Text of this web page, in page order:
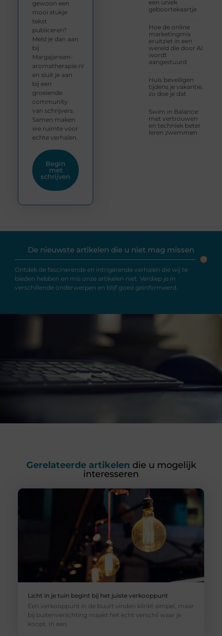
een uniek
geboortekaartje
Hoe de online
marketingmix
eruitziet in een
wereld die door AI
wordt
aangestuurd
Huis beveiligen
tijdens je vakantie,
zo doe je dat
Swim in Balance:
met vertrouwen
en techniek beter
leren zwemmen
gewoon een
mooi stukje
tekst
publiceren?
Meld je dan aan
bij
Margajansen-
aromatherapie.nl
en sluit je aan
bij een
groeiende
community
van schrijvers.
Samen maken
we ruimte voor
echte verhalen.
Begin
met
schrijven
De nieuwste artikelen die u niet mag missen
Ontdek de fascinerende en intrigerende verhalen die wij te
bieden hebben en mis onze artikelen niet. Verdiep je in
verschillende onderwerpen en blijf goed geïnformeerd.
Gerelateerde artikelen die u mogelijk
interesseren
Licht in je tuin begint bij het juiste verkooppunt
Een verkooppunt in de buurt vinden klinkt simpel, maar
bij buitenverlichting maakt het echt verschil waar je
koopt. In een